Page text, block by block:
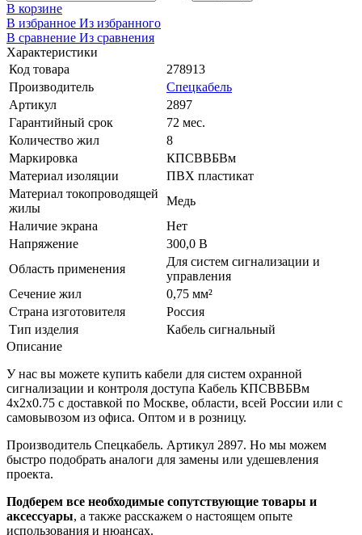
В корзине
В избранное Из избранного
В сравнение Из сравнения
Характеристики
Код товара
278913
Производитель
Спецкабель
Артикул
2897
Гарантийный срок
72 мес.
Количество жил
8
Маркировка
КПСВВБВм
Материал изоляции
ПВХ пластикат
Материал токопроводящей
жилы
Медь
Наличие экрана
Нет
Напряжение
300,0 В
Область применения
Для систем сигнализации и
управления
Сечение жил
0,75 мм²
Страна изготовителя
Россия
Тип изделия
Кабель сигнальный
Описание
У нас вы можете купить кабели для систем охранной
сигнализации и контроля доступа Кабель КПСВВБВм
4х2х0.75 с доставкой по Москве, области, всей России или с
самовывозом из офиса. Оптом и в розницу.
Производитель Спецкабель. Артикул 2897. Но мы можем
быстро подобрать аналоги для замены или удешевления
проекта.
Подберем все необходимые сопутствующие товары и
аксессуары, а также расскажем о настоящем опыте
использования и нюансах.